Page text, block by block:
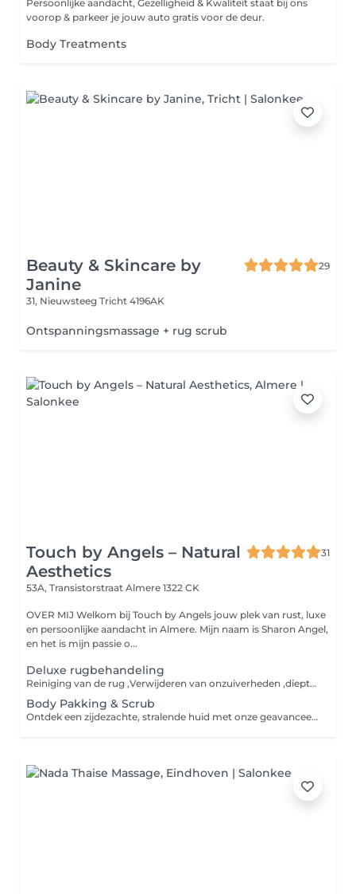
Persoonlijke aandacht, Gezelligheid & Kwaliteit staat bij ons
voorop & parkeer je jouw auto gratis voor de deur.
Body Treatments
Beauty & Skincare by
Janine
29
31, Nieuwsteeg Tricht 4196AK
Ontspanningsmassage + rug scrub
Touch by Angels – Natural
Aesthetics
31
53A, Transistorstraat Almere 1322 CK
OVER MIJ Welkom bij Touch by Angels jouw plek van rust, luxe
en persoonlijke aandacht in Almere. Mijn naam is Sharon Angel,
en het is mijn passie o...
Deluxe rugbehandeling
Reiniging van de rug ,Verwijderen van onzuiverheden ,dieptereiniging ,Peeling/Scrub ,Rugpakking /Masker Massage, Verzorgende crème
Body Pakking & Scrub
Ontdek een zijdezachte, stralende huid met onze geavanceerde verzorgingslijn. Onze gladmakende cellulite verminderende poeder-polish en ons Anti-Cellulite Body Thermo Mask bieden effectieve oplossingen voor een gladde, strakke huid. Natuurlijke ingrediënten en geavanceerde technologieën zorgen voor een stralende teint zonder compromissen. Ervaar zelf het verschil en laat uw natuurlijke schoonheid stralen.